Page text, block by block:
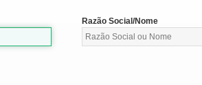
Razão Social/Nome